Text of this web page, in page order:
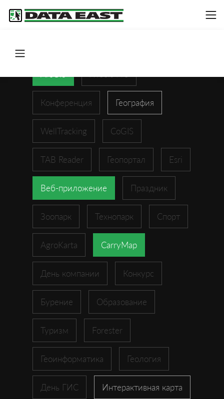
Конференция География
WellTracking CoGIS
TAB Reader Геопортал Esri
Веб-приложение Праздник
Зоопарк Технопарк Спорт
AgroKarta CarryMap
День компании Конкурс
Бурение Образование
Туризм Forester
Геоинформатика Геология
День ГИС Интерактивная карта